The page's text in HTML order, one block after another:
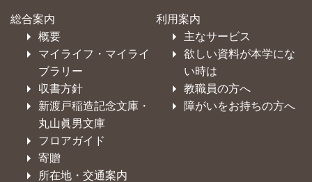
総合案内
概要
マイライフ・マイライ
ブラリー
収書方針
新渡戸稲造記念文庫・
丸山眞男文庫
フロアガイド
寄贈
所在地・交通案内
利用案内
主なサービス
欲しい資料が本学にな
い時は
教職員の方へ
障がいをお持ちの方へ